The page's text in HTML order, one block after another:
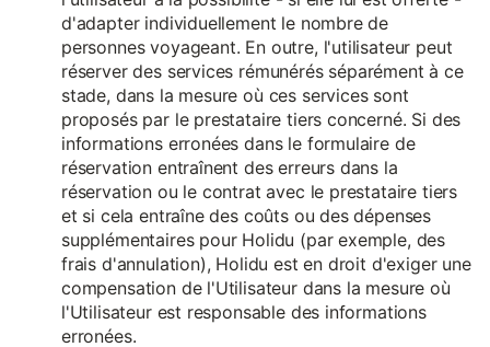
d'adapter individuellement le nombre de
personnes voyageant. En outre, l'utilisateur peut
réserver des services rémunérés séparément à ce
stade, dans la mesure où ces services sont
proposés par le prestataire tiers concerné. Si des
informations erronées dans le formulaire de
réservation entraînent des erreurs dans la
réservation ou le contrat avec le prestataire tiers
et si cela entraîne des coûts ou des dépenses
supplémentaires pour Holidu (par exemple, des
frais d'annulation), Holidu est en droit d'exiger une
compensation de l'Utilisateur dans la mesure où
l'Utilisateur est responsable des informations
erronées.